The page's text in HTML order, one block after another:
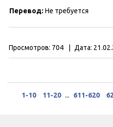
Перевод: Не требуется
Просмотров: 704 Дата:
1-10 11-20 ... 611-620